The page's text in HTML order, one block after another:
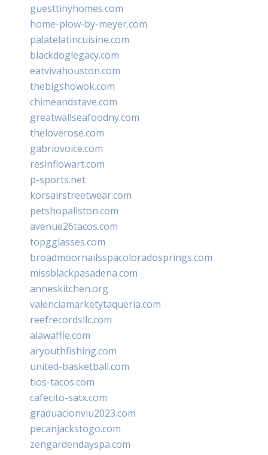
guesttinyhomes.com
home-plow-by-meyer.com
palatelatincuisine.com
blackdoglegacy.com
eatvivahouston.com
thebigshowok.com
chimeandstave.com
greatwallseafoodny.com
theloverose.com
gabriovoice.com
resinflowart.com
p-sports.net
korsairstreetwear.com
petshopallston.com
avenue26tacos.com
topgglasses.com
broadmoornailsspacoloradosprings.com
missblackpasadena.com
anneskitchen.org
valenciamarketytaqueria.com
reefrecordsllc.com
alawaffle.com
aryouthfishing.com
united-basketball.com
tios-tacos.com
cafecito-satx.com
graduacionviu2023.com
pecanjackstogo.com
zengardendayspa.com